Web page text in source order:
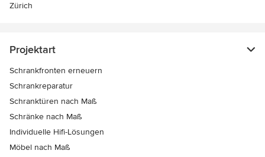
Zürich
Projektart
Schrankfronten erneuern
Schrankreparatur
Schranktüren nach Maß
Schränke nach Maß
Individuelle Hifi-Lösungen
Möbel nach Maß